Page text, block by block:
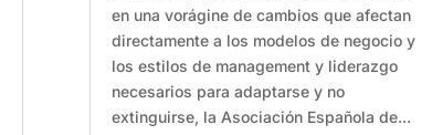
en una vorágine de cambios que afectan
directamente a los modelos de negocio y
los estilos de management y liderazgo
necesarios para adaptarse y no
extinguirse, la Asociación Española de...